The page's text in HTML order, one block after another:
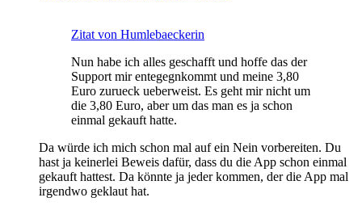
Zitat von Humlebaeckerin
Nun habe ich alles geschafft und hoffe das der
Support mir entegegnkommt und meine 3,80
Euro zurueck ueberweist. Es geht mir nicht um
die 3,80 Euro, aber um das man es ja schon
einmal gekauft hatte.
Da würde ich mich schon mal auf ein Nein vorbereiten. Du
hast ja keinerlei Beweis dafür, dass du die App schon einmal
gekauft hattest. Da könnte ja jeder kommen, der die App mal
irgendwo geklaut hat.